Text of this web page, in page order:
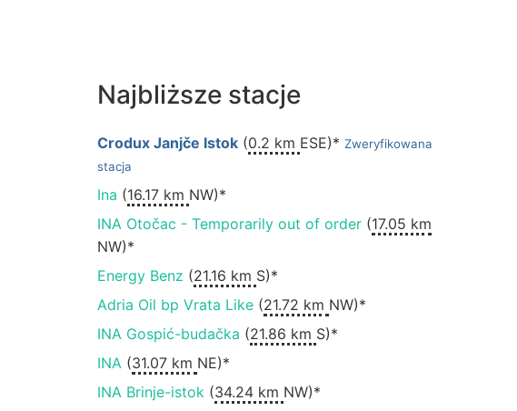
Najbliższe stacje
Crodux Janjče Istok(0.2 km ESE)* Zweryfikowana
stacja
Ina (16.17 km NW)*
INA Otočac - Temporarily out of order(17.05 km
NW)*
Energy Benz (21.16 km S)*
Adria Oil bp Vrata Like(21.72 km NW)*
INA Gospić-budačka (21.86 km S)*
INA(31.07 km NE)*
INA Brinje-istok(34.24 km NW)*